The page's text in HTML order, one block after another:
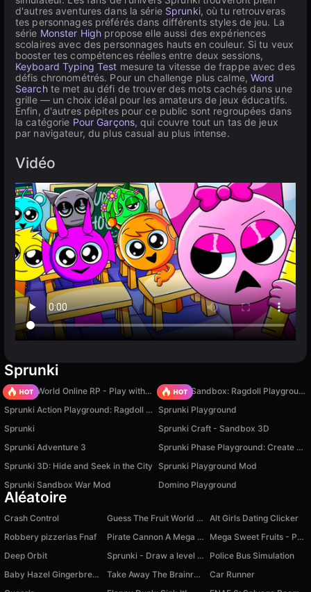
d'autres aventures dans la série Sprunki, où tu retrouveras
tes personnages préférés dans différents styles de jeu. La
série Monster High propose elle aussi des expériences
scolaires avec des personnages hauts en couleur. Si tu veux
booster tes compétences réelles entre deux sessions,
Keyboard Typing Test mesure ta vitesse de frappe avec des
défis chronométrés. Pour un challenge plus calme, Word
Searchte met au défi de trouver des mots cachés dans une
grille — un choix idéal pour les amateurs de jeux éducatifs.
Enfin, d'autres pépites pour ce public sont regroupées dans
la catégorie Pour Garçons, qui couvre tout un tas de jeux
par navigateur, du plus casual au plus intense.
Vidéo
Sprunki
Sprunki World Online RP - Play with Friends!
Sprunki Sandbox: Ragdoll Playground Mode
Sprunki Action Playground: Ragdoll Sandbox
Sprunki Playground
Sprunki
Sprunki Craft - Sandbox 3D
Sprunki Adventure 3
Sprunki Phase Playground: Create Sprunki and Music
Sprunki 3D: Hide and Seek in the City Sprunki Playground Mod
Sprunki Sandbox War Mod
Domino Playground
Aléatoire
Crash Control Guess The Fruit World Quiz
Alt Girls Dating Clicker
Robbery pizzerias Fnaf
Pirate Cannon A Mega Battle
Mega Sweet Fruits - Popper
Deep Orbit
Sprunki - Draw a level with a friend!
Police Bus Simulation
Baby Hazel Gingerbread House
Take Away The Brainroot Mine Mobs
Car Runner